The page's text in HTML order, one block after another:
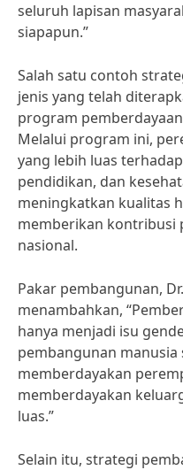
seluruh lapisan
siapapun.”
Salah satu contoh
jenis yang telah
program
Melalui program ini,
yang lebih luas
pendidikan, dan
meningkatkan kualitas
memberikan kontribusi
nasional.
Pakar pembangunan,
menambahkan,
hanya menjadi isu
pembangunan manusia
memberdayakan
memberdayakan
luas.”
Selain itu, strategi